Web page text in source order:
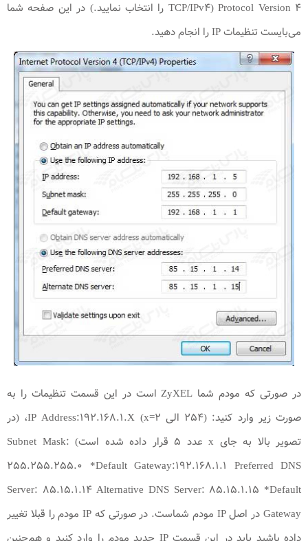
Protocol Version ۴ (TCP/IPv۴ را انتخاب نمایید.) در این صفحه شما
می‌بایست تنظیمات IP را انجام دهید.
در صورتی که مودم شما ZyXEL است در این قسمت تنظیمات را به
صورت زیر وارد کنید: (۲۵۴ الی IP Address:۱۹۲.۱۶۸.۱.X (x=۲، (در
تصویر بالا به جای x عدد ۵ قرار داده شده است) Subnet Mask:
۲۵۵.۲۵۵.۲۵۵.۰ *Default Gateway:۱۹۲.۱۶۸.۱.۱ Preferred DNS
Server: ۸۵.۱۵.۱.۱۴ Alternative DNS Server: ۸۵.۱۵.۱.۱۵ *Default
Gateway در اصل IP مودم شماست. در صورتی که IP مودم را قبلا تغییر